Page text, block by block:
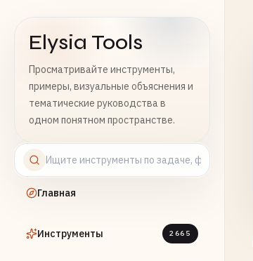
Elysia Tools
Просматривайте инструменты,
примеры, визуальные объяснения и
тематические руководства в
одном понятном пространстве.
Главная
Инструменты 2665